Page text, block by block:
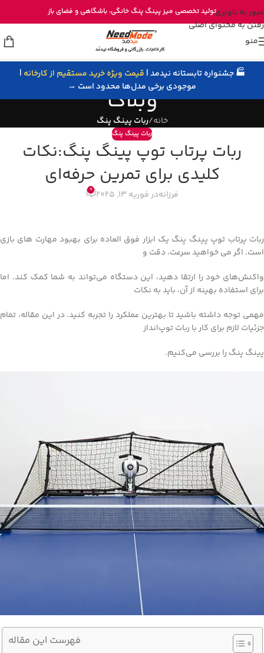
عبور به ناوبری
رفتن به محتوای اصلی
خرید مستقیم میز پینگ پنگ از تولیدی نیدمد
تولید تخصصی میز پینگ پنگ خانگی، باشگاهی و فضای باز
منو
🏭 جشنواره تابستانه نیدمد | قیمت ویژه خرید مستقیم از کارخانه |
موجودی برخی مدل‌ها محدود است →
وبلاگ
خانه/ربات پینگ پنگ
ربات پینگ پنگ
ربات پرتاب توپ پینگ پنگ:نکات
کلیدی برای تمرین حرفه‌ای
فرزانهدر فوریه 13, 2025 0
ربات پرتاب توپ پینگ پنگ یک ابزار فوق‌ العاده برای بهبود مهارت‌ های بازی
است. اگر می‌ خواهید سرعت، دقت و
واکنش‌های خود را ارتقا دهید، این دستگاه می‌تواند به شما کمک کند. اما
برای استفاده بهینه از آن، باید به نکات
مهمی توجه داشته باشید تا بهترین عملکرد را تجربه کنید. در این مقاله، تمام
جزئیات لازم برای کار با ربات توپ‌انداز
پینگ پنگ را بررسی می‌کنیم.
فهرست این مقاله